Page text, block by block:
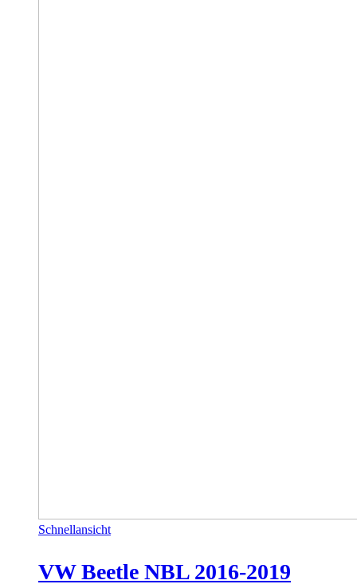
Schnellansicht
VW Beetle NBL 2016-2019